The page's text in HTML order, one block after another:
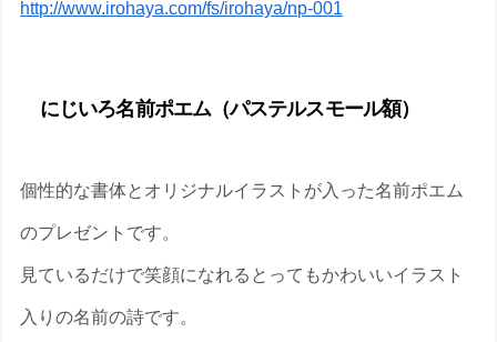
http://www.irohaya.com/fs/irohaya/np-001
にじいろ名前ポエム（パステルスモール額）
個性的な書体とオリジナルイラストが入った名前ポエム
のプレゼントです。
見ているだけで笑顔になれるとってもかわいいイラスト
入りの名前の詩です。